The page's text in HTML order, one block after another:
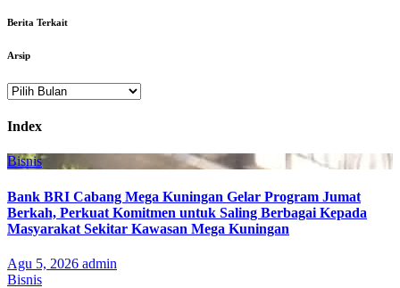
Berita Terkait
Arsip
Arsip
Index
Bisnis
Bank BRI Cabang Mega Kuningan Gelar Program Jumat
Berkah, Perkuat Komitmen untuk Saling Berbagai Kepada
Masyarakat Sekitar Kawasan Mega Kuningan
Agu 5, 2026 admin
Bisnis